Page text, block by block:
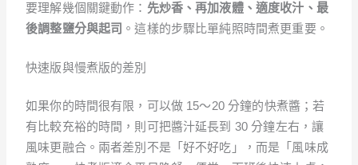
要理解幾個關鍵動作： 先炒香、再加液體、適度收汁、最
後調整鹽分與起司 。這樣的步驟比單純照時間煮更重要。
快速版與慢煮版的差別
如果你的時間很有限，可以做 15～20 分鐘的快煮醬；若
有比較充裕的時間，則可把醬汁延長到 30 分鐘左右，讓
風味更融合。兩者差別不是「好不好吃」，而是「風味成